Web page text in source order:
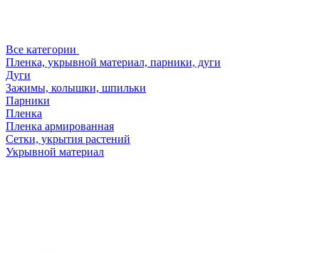
Все категории
Пленка, укрывной материал, парники, дуги
Дуги
Зажимы, колышки, шпильки
Парники
Пленка
Пленка армированная
Сетки, укрытия растений
Укрывной материал